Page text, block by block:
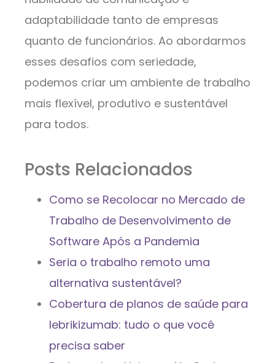
adaptabilidade tanto de empresas
quanto de funcionários. Ao abordarmos
esses desafios com seriedade,
podemos criar um ambiente de trabalho
mais flexível, produtivo e sustentável
para todos.
Posts Relacionados
Como se Recolocar no Mercado de
Trabalho de Desenvolvimento de
Software Após a Pandemia
Seria o trabalho remoto uma
alternativa sustentável?
Cobertura de planos de saúde para
lebrikizumab: tudo o que você
precisa saber